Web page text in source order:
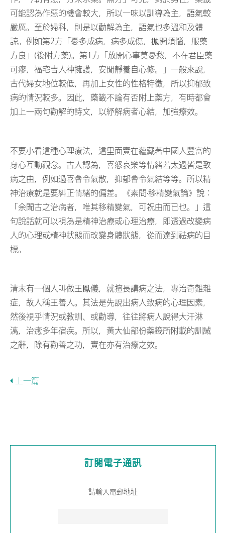
可能認為作惡的機會較大，所以一味以訓導為主，語氣較
嚴厲。至於婦科，則是以勸解為主，語氣也多溫和及體
諒。例如第2方「憂多成病，病多成傷，拋開煩惱，服藥
方良」(後附方藥)。第1方「放開心事莫憂愁，不在君臣藥
可瘳，福宅吉人神擁護，安閒靜養自心修。」一般來說，
古代婦女地位較低，再加上女性的性格特徵，所以抑郁致
病的情況較多。因此，藥籤不論有否附上藥方，有時都會
加上一兩句勸解的詩文，以紓解病者心結，加強療效。
不要小看這種心理療法，這里面實在蘊藏著中國人豐富的
身心互動觀念。古人認為，喜怒哀樂等情緒若太過皆是致
病之由，例如過喜會令氣散，抑郁會令氣結等等。所以精
神治療就是要糾正情緒的偏差。《素問·移精變氣論》說：
「余聞古之治病者，唯其移精變氣，可祝由而已也。」這
句說話就可以視為是精神治療或心理治療，即透過改變病
人的心理或精神狀態而改變身體狀態，從而達到祛病的目
標。
清末有一個人叫做王鳯儀，就擅長講病之法，專治奇難雜
症，故人稱王善人。其法是先說出病人致病的心理因素，
然後視乎情況或教訓、或勸導，往往將病人說得大汗淋
漓，治癒多年宿疾。所以，黃大仙部份藥籤所附載的訓誡
之辭，除有勸善之功，實在亦有治療之效。
上一篇
訂閱電子通訊
請輸入電郵地址